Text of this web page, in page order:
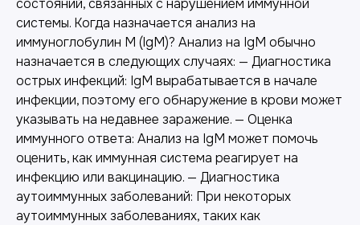
системы. Когда назначается анализ на
иммуноглобулин M (IgM)? Анализ на IgM обычно
назначается в следующих случаях: — Диагностика
острых инфекций: IgM вырабатывается в начале
инфекции, поэтому его обнаружение в крови может
указывать на недавнее заражение. — Оценка
иммунного ответа: Анализ на IgM может помочь
оценить, как иммунная система реагирует на
инфекцию или вакцинацию. — Диагностика
аутоиммунных заболеваний: При некоторых
аутоиммунных заболеваниях, таких как